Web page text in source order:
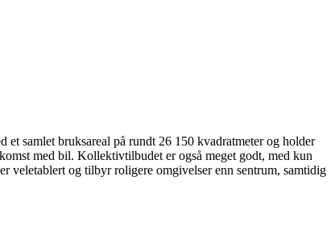
samlet bruksareal på rundt 26 150 kvadratmeter og holder
med bil. Kollektivtilbudet er også meget godt, med kun
veletablert og tilbyr roligere omgivelser enn sentrum, samtidig